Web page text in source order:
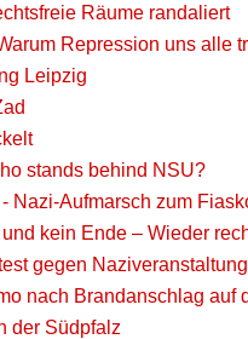
Räume randaliert
Repression uns alle
Leipzig
stands behind NSU?
Nazi-Aufmarsch zum
kein Ende – Wieder
gegen Naziveranstaltung
nach Brandanschlag auf
der Südpfalz